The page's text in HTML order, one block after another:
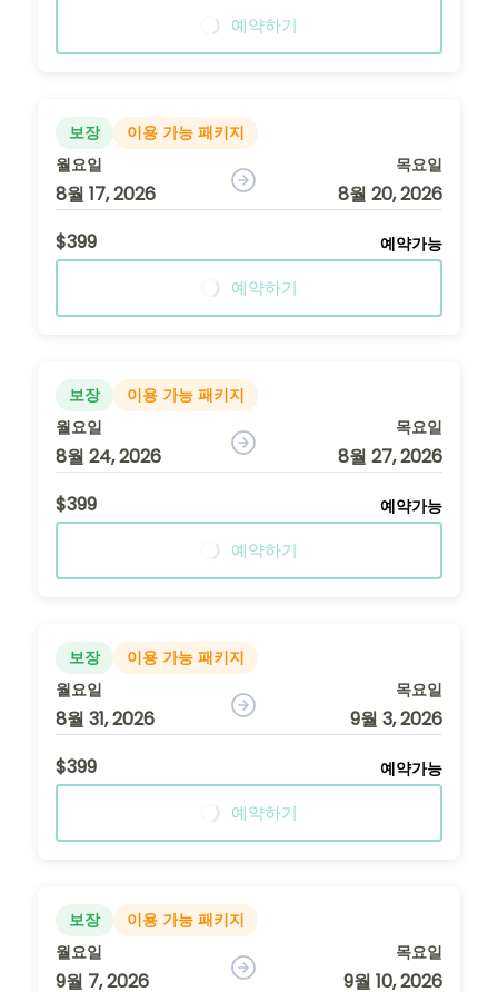
예약하기
보장
이용 가능 패키지
월요일
8월 17, 2026
목요일
8월 20, 2026
$399
예약가능
예약하기
보장
이용 가능 패키지
월요일
8월 24, 2026
목요일
8월 27, 2026
$399
예약가능
예약하기
보장
이용 가능 패키지
월요일
8월 31, 2026
목요일
9월 3, 2026
$399
예약가능
예약하기
보장
이용 가능 패키지
월요일
9월 7, 2026
목요일
9월 10, 2026